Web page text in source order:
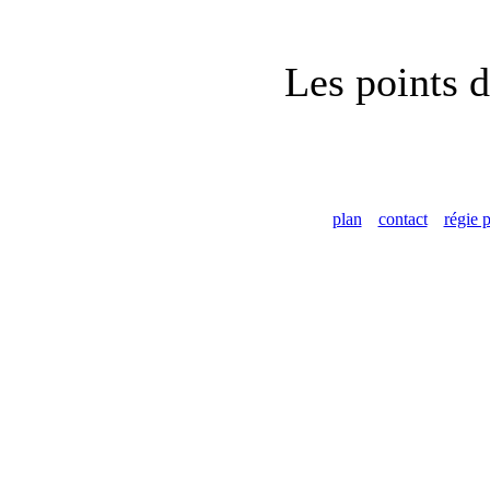
Les points
plan contact régie